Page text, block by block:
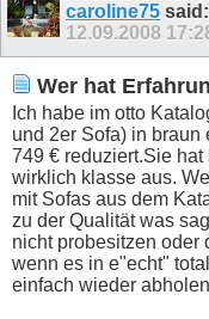
caroline75 said:
12.09.2008
Wer hat
Ich habe im otto
und 2er Sofa) in braun
749 € reduziert.Sie
wirklich klasse aus.
mit Sofas aus dem
zu der Qualität was
nicht probesitzen oder
wenn es in e"echt"
einfach wieder